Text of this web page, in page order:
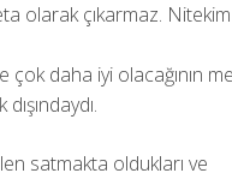
olarak çıkarmaz.
daha iyi olacağının
satmakta oldukları ve